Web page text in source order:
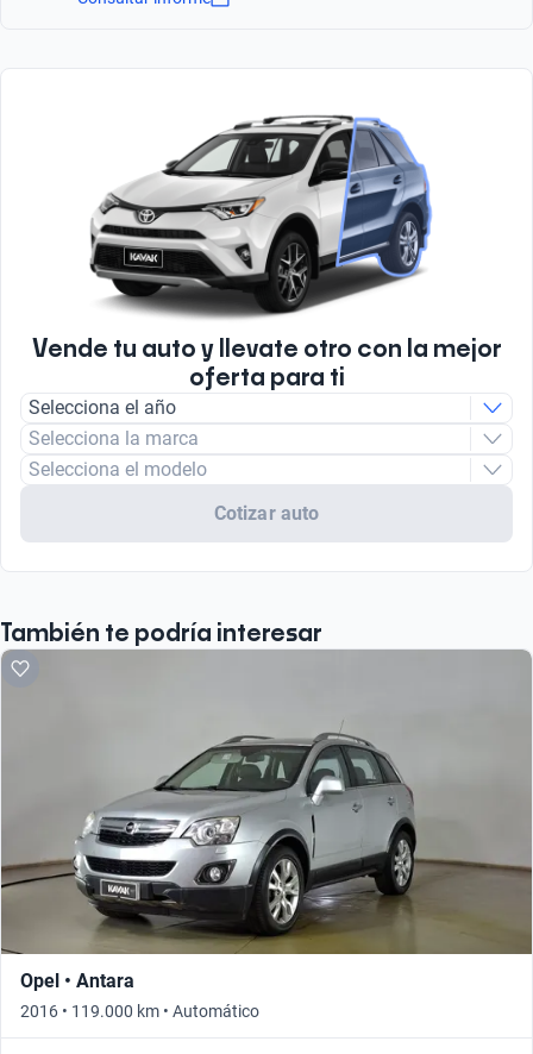
10.4
Gasolina
Combustible
Tipo de bulbo luz baja
Sí
Vende tu auto y llevate otro con la mejor
oferta para ti
Selecciona el año
Selecciona la marca
Selecciona el modelo
Cotizar auto
También te podría interesar
Opel • Antara
2016 • 119.000 km • Automático